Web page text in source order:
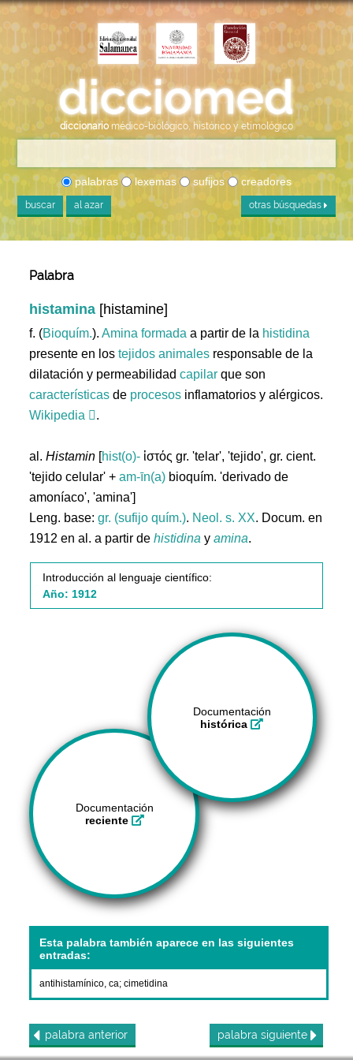
diccionario médico-biológico, histórico y etimológico
palabras lexemas sufijos creadores
buscar al azar otras búsquedas
Palabra
histamina [histamine]
f. (Bioquím.).Amina formada a partir de la histidina
presente en lostejidos animales responsable de la
dilatación y permeabilidadcapilar que son
características de procesos inflamatorios y alérgicos.
Wikipedia
.
al.Histamin [hist(o)- ἱστός gr. 'telar', 'tejido', gr. cient.
'tejido celular' +am-īn(a) bioquím. 'derivado de
amoníaco', 'amina']
Leng. base:gr. (sufijo quím.). Neol. s. XX. Docum. en
1912 en al. a partir dehistidina yamina.
Introducción al lenguaje científico:
Año: 1912
Documentación
histórica
Documentación
reciente
Esta palabra también aparece en las siguientes
entradas:
antihistamínico, ca;cimetidina
palabra anterior palabra siguiente